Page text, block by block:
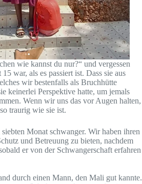
wie kannst du nur?“ und vergessen
war, als es passiert ist. Dass sie aus
wir bestenfalls als Bruchhütte
keinerlei Perspektive hatte, um jemals
Wenn wir uns das vor Augen halten,
traurig wie sie ist.
Monat schwanger. Wir haben ihren
und Betreuung zu bieten, nachdem
er von der Schwangerschaft erfahren
durch einen Mann, den Mali gut kannte.